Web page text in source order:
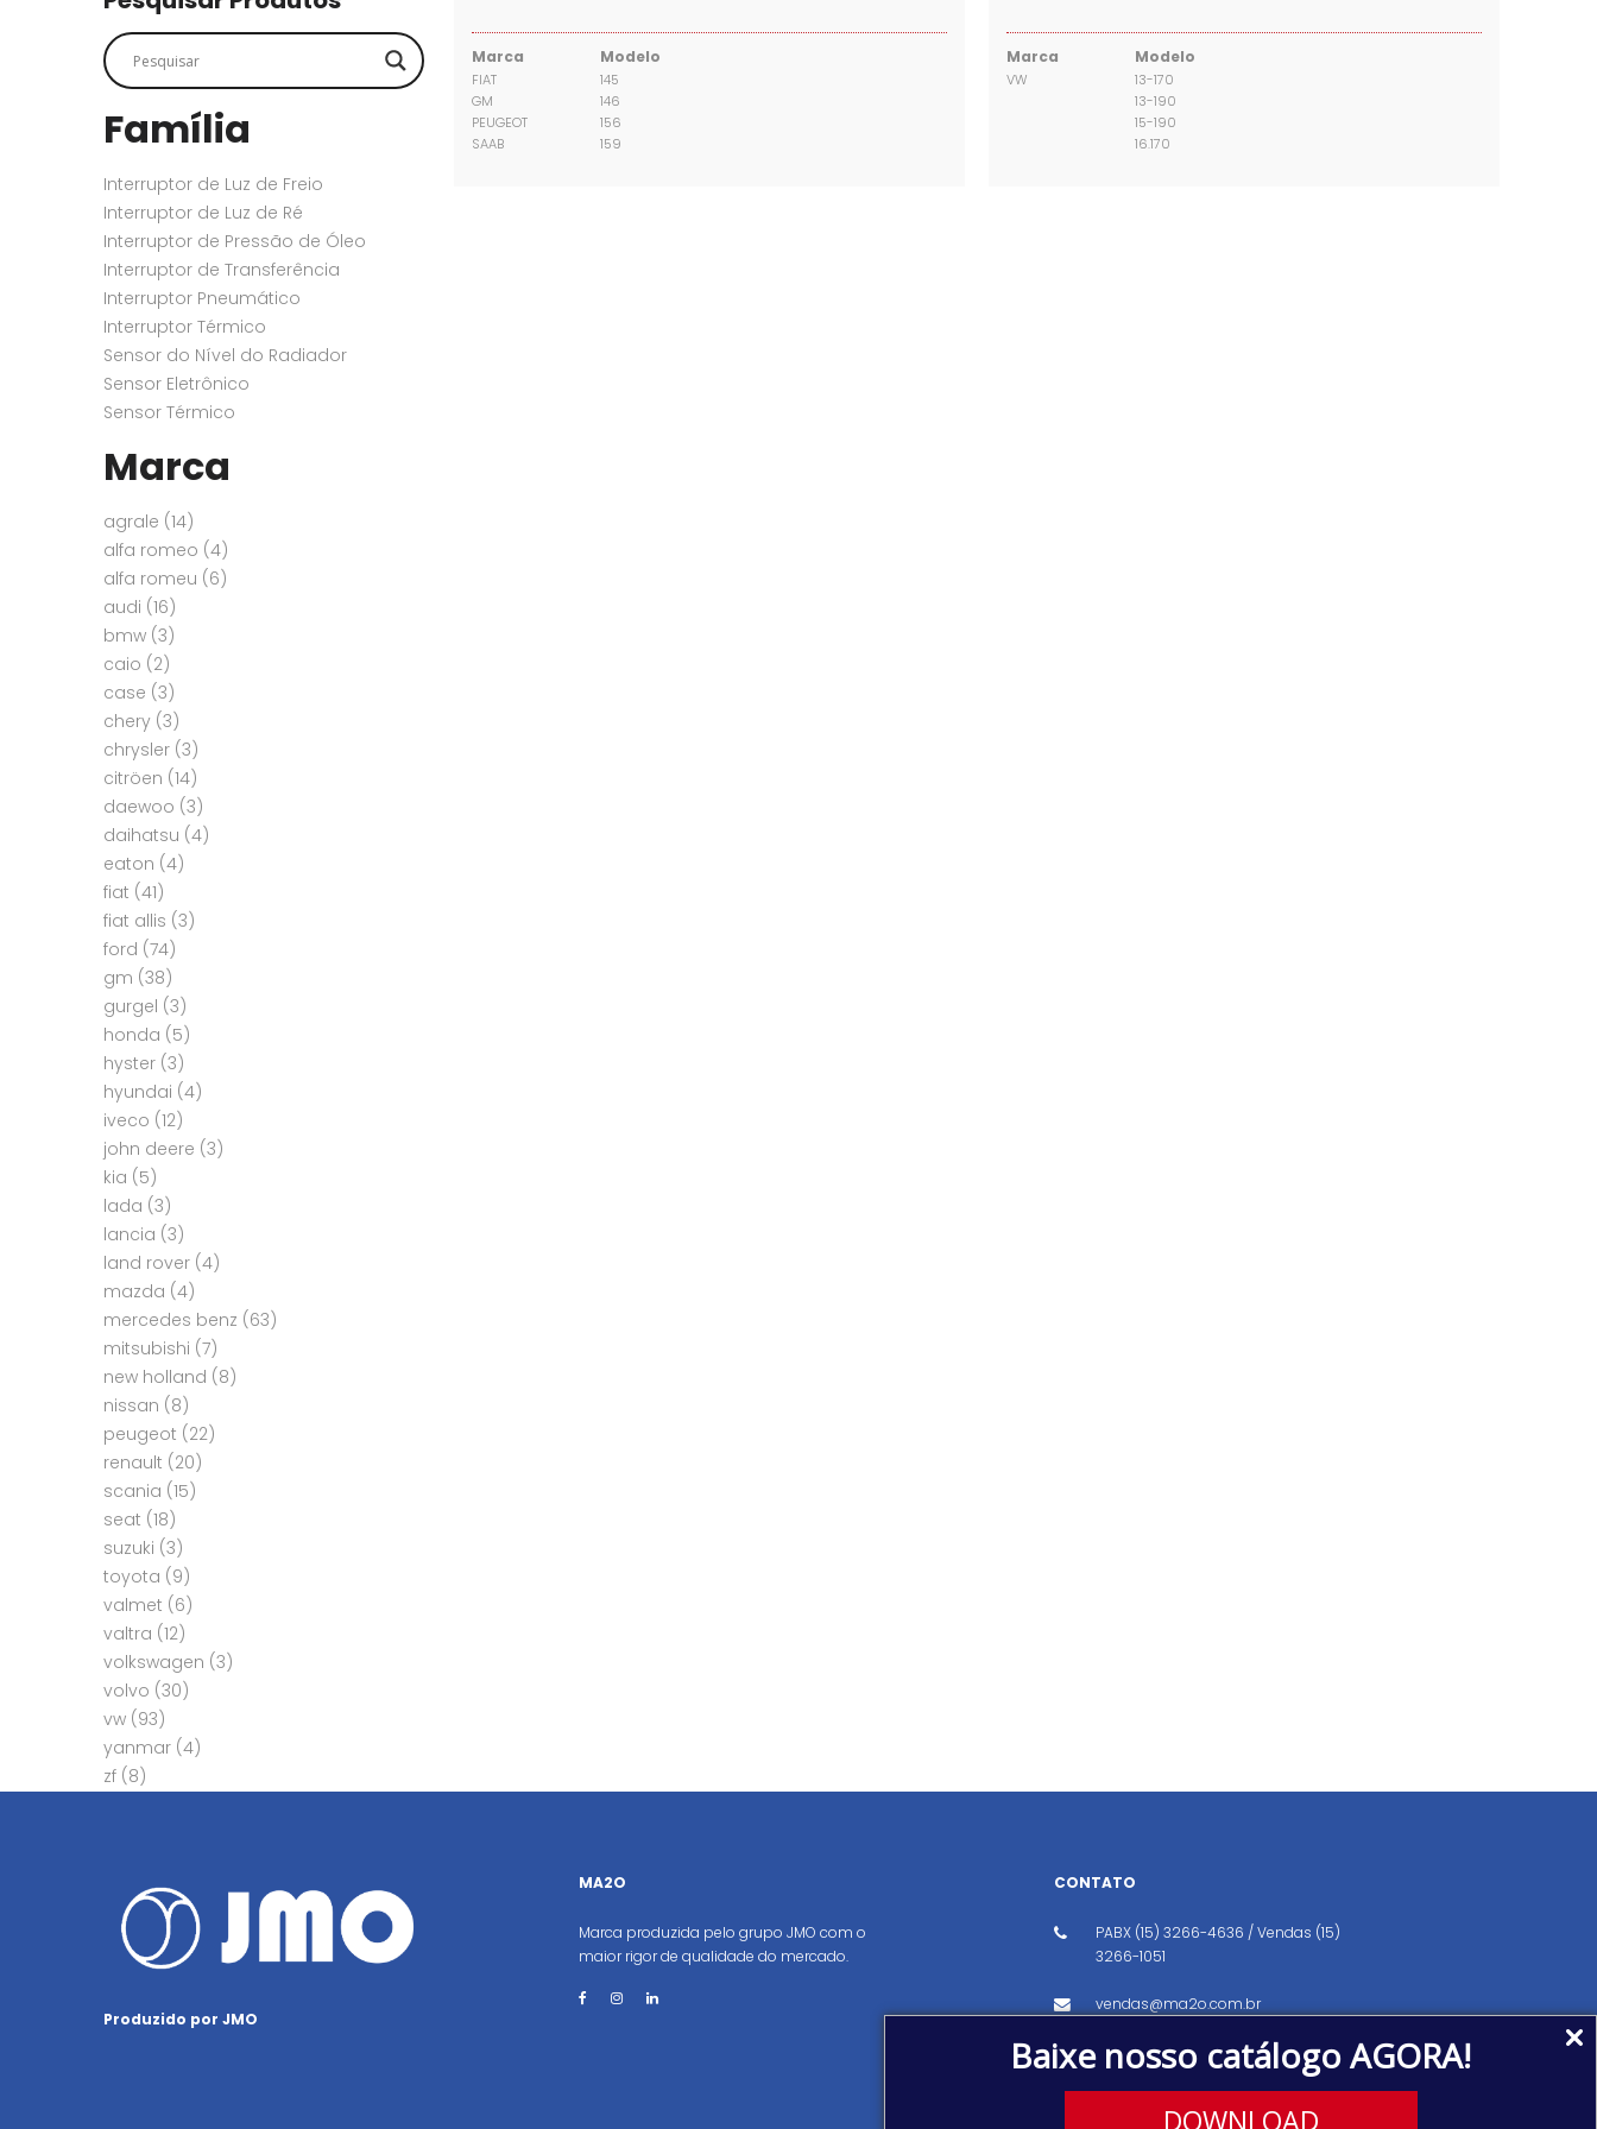
Baixe nosso catálogo AGORA!
DOWNLOAD
Família
Interruptor de Luz de Freio
Interruptor de Luz de Ré
Interruptor de Pressão de Óleo
Interruptor de Transferência
Interruptor Pneumático
Interruptor Térmico
Sensor do Nível do Radiador
Sensor Eletrônico
Sensor Térmico
Marca
agrale (14)
alfa romeo (4)
alfa romeu (6)
audi (16)
bmw (3)
caio (2)
case (3)
chery (3)
chrysler (3)
citröen (14)
daewoo (3)
daihatsu (4)
eaton (4)
fiat (41)
fiat allis (3)
ford (74)
gm (38)
gurgel (3)
honda (5)
hyster (3)
hyundai (4)
iveco (12)
john deere (3)
kia (5)
lada (3)
lancia (3)
land rover (4)
mazda (4)
mercedes benz (63)
mitsubishi (7)
new holland (8)
nissan (8)
peugeot (22)
renault (20)
scania (15)
seat (18)
suzuki (3)
toyota (9)
valmet (6)
valtra (12)
volkswagen (3)
volvo (30)
vw (93)
yanmar (4)
zf (8)
Marca
FIAT
GM
PEUGEOT
SAAB
Modelo
145
146
156
159
Marca
VW
Modelo
13-170
13-190
15-190
16.170
Produzido por JMO
MA2O
Marca produzida pelo grupo JMO com o
maior rigor de qualidade do mercado.
CONTATO
PABX (15) 3266-4636 / Vendas (15)
3266-1051
vendas@ma2o.com.br
Avenida dos Eucaliptos, 151, Distrito
Industrial, Iperó/SP CEP: 18560-000